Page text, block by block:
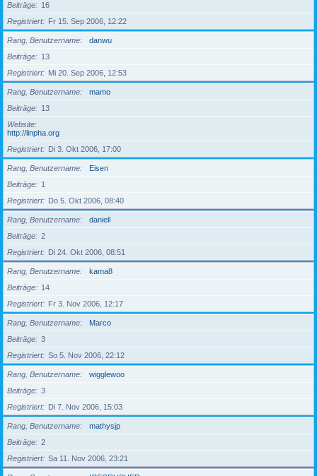
Beiträge
16
Registriert
Fr 15. Sep 2006, 12:22
Rang, Benutzername
danwu
Beiträge
13
Registriert
Mi 20. Sep 2006, 12:53
Rang, Benutzername
mamo
Beiträge
13
Website
http://linpha.org
Registriert
Di 3. Okt 2006, 17:00
Rang, Benutzername
Eisen
Beiträge
1
Registriert
Do 5. Okt 2006, 08:40
Rang, Benutzername
daniell
Beiträge
2
Registriert
Di 24. Okt 2006, 08:51
Rang, Benutzername
kama8
Beiträge
14
Registriert
Fr 3. Nov 2006, 12:17
Rang, Benutzername
Marco
Beiträge
3
Registriert
So 5. Nov 2006, 22:12
Rang, Benutzername
wigglewoo
Beiträge
3
Registriert
Di 7. Nov 2006, 15:03
Rang, Benutzername
mathysjp
Beiträge
2
Registriert
Sa 11. Nov 2006, 23:21